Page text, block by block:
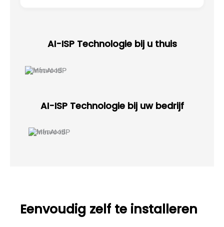
AI-ISP Technologie bij u thuis
AI-ISP Technologie bij uw bedrijf
Eenvoudig zelf te installeren